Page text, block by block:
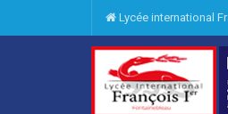
Lycée international